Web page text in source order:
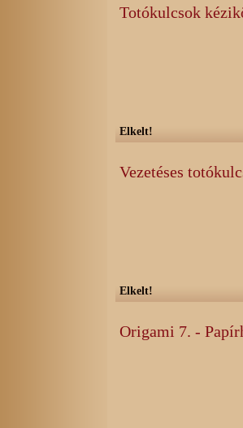
Totókulcsok
Elkelt!
Vezetéses
Elkelt!
Origami 7. -